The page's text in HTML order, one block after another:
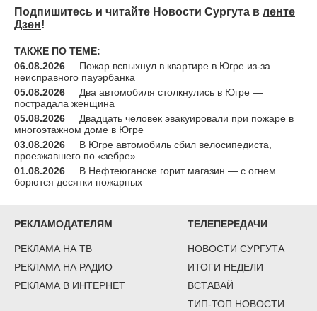
Подпишитесь и читайте Новости Сургута в ленте
Дзен!
ТАКЖЕ ПО ТЕМЕ:
06.08.2026
Пожар вспыхнул в квартире в Югре из-за
неисправного пауэрбанка
05.08.2026
Два автомобиля столкнулись в Югре —
пострадала женщина
05.08.2026
Двадцать человек эвакуировали при пожаре в
многоэтажном доме в Югре
03.08.2026
В Югре автомобиль сбил велосипедиста,
проезжавшего по «зебре»
01.08.2026
В Нефтеюганске горит магазин — с огнем
борются десятки пожарных
РЕКЛАМОДАТЕЛЯМ
РЕКЛАМА НА ТВ
РЕКЛАМА НА РАДИО
РЕКЛАМА В ИНТЕРНЕТ
ТЕЛЕПЕРЕДАЧИ
НОВОСТИ СУРГУТА
ИТОГИ НЕДЕЛИ
ВСТАВАЙ
ТИП-ТОП НОВОСТИ